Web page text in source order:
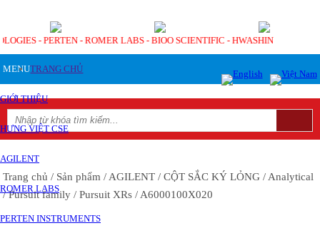
- PERTEN - ROMER LABS - BIOO SCIENTIFIC - HWASHIN
MENUTRANG CHỦ
GIỚI THIỆU
HƯNG VIỆT CSE
AGILENT
ROMER LABS
PERTEN INSTRUMENTS
Trang chủ / Sản phẩm / AGILENT / CỘT SẮC KÝ LỎNG / Analytical
/ Pursuit family / Pursuit XRs / A6000100X020